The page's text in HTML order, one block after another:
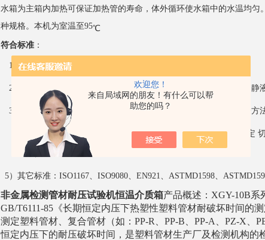
欢迎您！
来自局域网的朋友！有什么可以帮
助您的吗？
水箱为主箱内加热可保证加热管的寿命，体外循环使水箱中的水温均
种规格。本机为室温至95℃
符合标准：
1 ）GB/T6111-2003
2 GB/T18252-2000 塑料管道系统用外推法对热塑性塑料管材长期静
3 GB/T15560-1995 流体输送用塑料管材液压瞬时爆破和耐压试验方
GB/T18476— 流体输送用聚烯烃管材 耐裂纹扩展的测定
试验）
5）其它标准： ISO1167、 ISO9080、 EN921、 ASTMD1598、
非金属检测管材耐压试验机恒温介质箱产品概述： XGY-10B系
GB/T6111-85《长期恒定内压下热塑性塑料管材耐破坏时间的
测定塑料管材、复合管材（如：PP-R、PP-B、PP-A、PZ-X、
恒定内压下的耐压破坏时间，是塑料管材生产厂及检测机构的